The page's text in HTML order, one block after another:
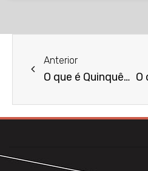
Anterior
O que é Quinquênio?